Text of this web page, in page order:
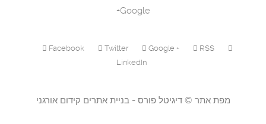
Google+
Facebook Twitter Google +
RSS
LinkedIn
מפת אתר ©דיגיטל פורס - בניית אתרים קידום אורגני